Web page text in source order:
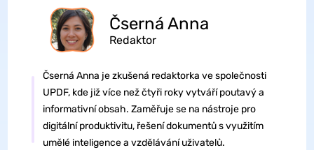
Čserná Anna
Redaktor
Čserná Anna je zkušená redaktorka ve společnosti
UPDF, kde již více než čtyři roky vytváří poutavý a
informativní obsah. Zaměřuje se na nástroje pro
digitální produktivitu, řešení dokumentů s využitím
umělé inteligence a vzdělávání uživatelů.